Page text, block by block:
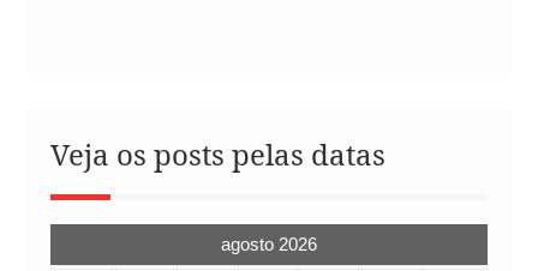
Veja os posts pelas datas
agosto 2026